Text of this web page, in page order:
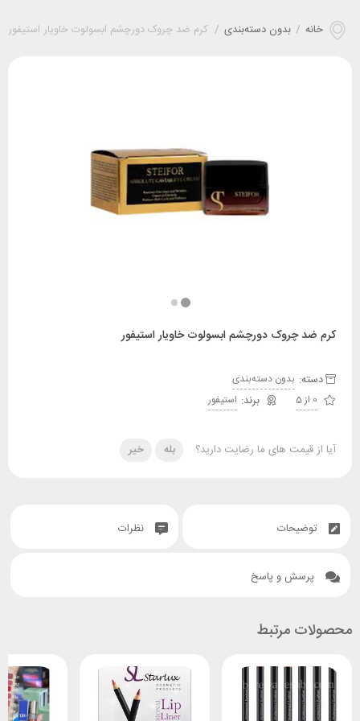
خانه / بدون دسته‌بندی / کرم ضد چروک دورچشم ابسولوت خاویار استیفور
کرم ضد چروک دورچشم ابسولوت خاویار استیفور
دسته: بدون دسته‌بندی
0 از 5
استیفور
آیا از قیمت های ما رضایت دارید؟ بله خیر
توضیحات نظرات
پرسش و پاسخ
محصولات مرتبط